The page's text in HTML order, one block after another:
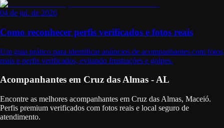
04 de jul. de 2026
Como reconhecer perfis verificados e fotos reais
Um guia prático para identificar anúncios de acompanhantes com fotos
reais e perfis verificados, evitando frustrações e golpes.
Acompanhantes em Cruz das Almas - AL
Encontre as melhores acompanhantes em Cruz das Almas, Maceió.
Perfis premium verificados com fotos reais e local seguro de
atendimento.